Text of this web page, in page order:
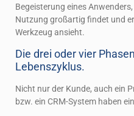
Begeisterung eines
Nutzung großartig findet und
Werkzeug ansieht.
Die drei oder vier
Lebenszyklus.
Nicht nur der Kunde, auch ein
bzw. ein CRM-System haben